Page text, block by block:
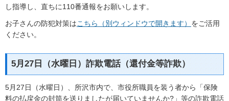
し指導し、直ちに110番通報をお願いします。
お子さんの防犯対策はこちら（別ウィンドウで開きます） をご活用
ください。
5月27日（水曜日）詐欺電話（還付金等詐欺）
5月27日（水曜日）、所沢市内で、市役所職員を装う者から「保険
料の払戻金の封筒を送りましたが届いていませんか?」等の詐欺電話